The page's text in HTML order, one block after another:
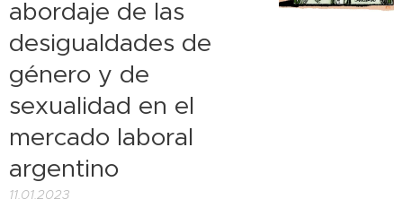
abordaje de las
desigualdades de
género y de
sexualidad en el
mercado laboral
argentino
11.01.2023